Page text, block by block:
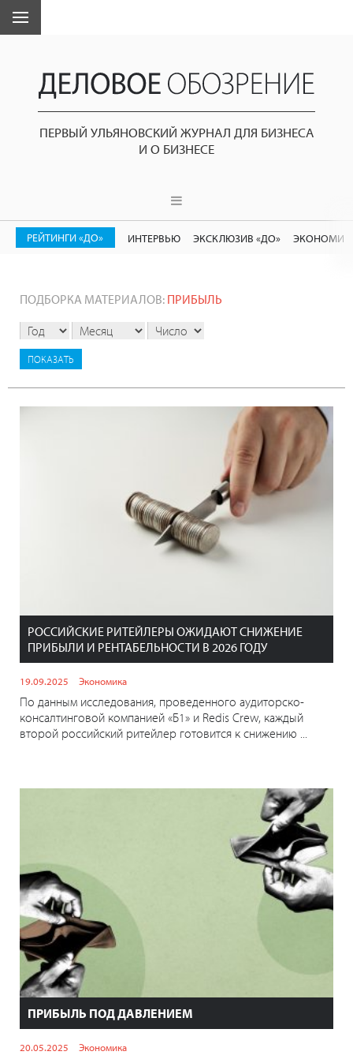
ПЕРВЫЙ УЛЬЯНОВСКИЙ ЖУРНАЛ ДЛЯ БИЗНЕСА
И О БИЗНЕСЕ
РЕЙТИНГИ «ДО» ИНТЕРВЬЮ ЭКСКЛЮЗИВ «ДО»
ПОДБОРКА МАТЕРИАЛОВ: ПРИБЫЛЬ
РОССИЙСКИЕ РИТЕЙЛЕРЫ ОЖИДАЮТ СНИЖЕНИЕ
ПРИБЫЛИ И РЕНТАБЕЛЬНОСТИ В 2026 ГОДУ
19.09.2025 Экономика
По данным исследования, проведенного аудиторско-
консалтинговой компанией «Б1» и Redis Crew, каждый
второй российский ритейлер готовится к снижению ...
ПРИБЫЛЬ ПОД ДАВЛЕНИЕМ
20.05.2025 Экономика